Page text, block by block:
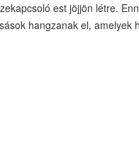
est jöjjön létre.
hangzanak el, amelyek